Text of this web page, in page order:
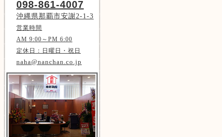
098-861-4007
沖縄県那覇市安謝2-1-3
営業時間
AM 9:00～PM 6:00
定休日：日曜日・祝日
naha@nanchan.co.jp